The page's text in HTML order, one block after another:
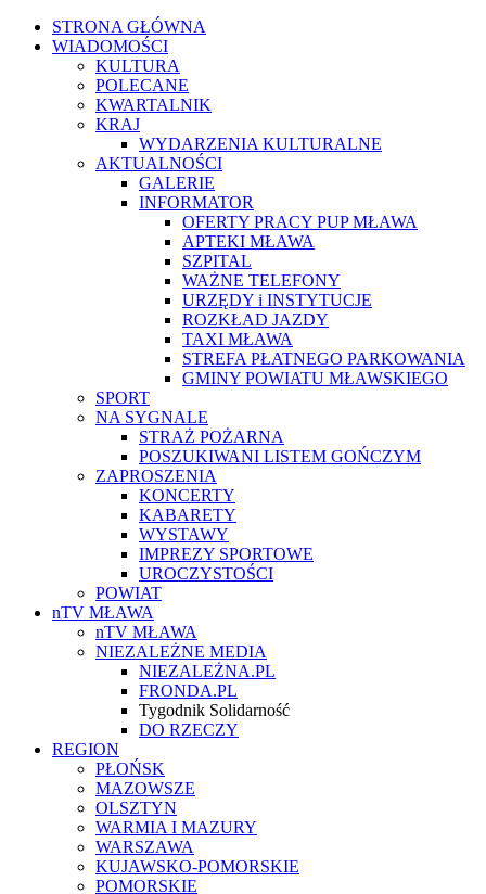
STRONA GŁÓWNA
WIADOMOŚCI
KULTURA
POLECANE
KWARTALNIK
KRAJ
WYDARZENIA KULTURALNE
AKTUALNOŚCI
GALERIE
INFORMATOR
OFERTY PRACY PUP MŁAWA
APTEKI MŁAWA
SZPITAL
WAŻNE TELEFONY
URZĘDY i INSTYTUCJE
ROZKŁAD JAZDY
TAXI MŁAWA
STREFA PŁATNEGO PARKOWANIA
GMINY POWIATU MŁAWSKIEGO
SPORT
NA SYGNALE
STRAŻ POŻARNA
POSZUKIWANI LISTEM GOŃCZYM
ZAPROSZENIA
KONCERTY
KABARETY
WYSTAWY
IMPREZY SPORTOWE
UROCZYSTOŚCI
POWIAT
nTV MŁAWA
nTV MŁAWA
NIEZALEŻNE MEDIA
NIEZALEŻNA.PL
FRONDA.PL
Tygodnik Solidarność
DO RZECZY
REGION
PŁOŃSK
MAZOWSZE
OLSZTYN
WARMIA I MAZURY
WARSZAWA
KUJAWSKO-POMORSKIE
POMORSKIE